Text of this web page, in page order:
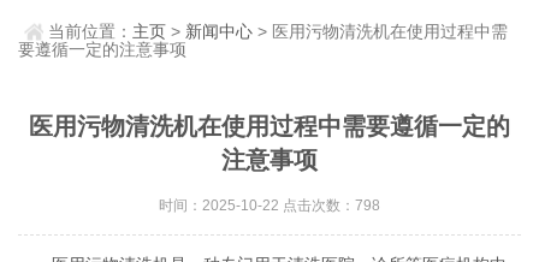
当前位置： 主页 > 新闻中心 > 医用污物清洗机在使用过程中需
要遵循一定的注意事项
医用污物清洗机在使用过程中需要遵循一定的
注意事项
时间：2025-10-22 点击次数：798